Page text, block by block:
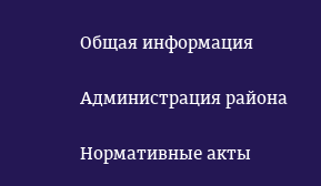
Общая информация
Администрация района
Нормативные акты